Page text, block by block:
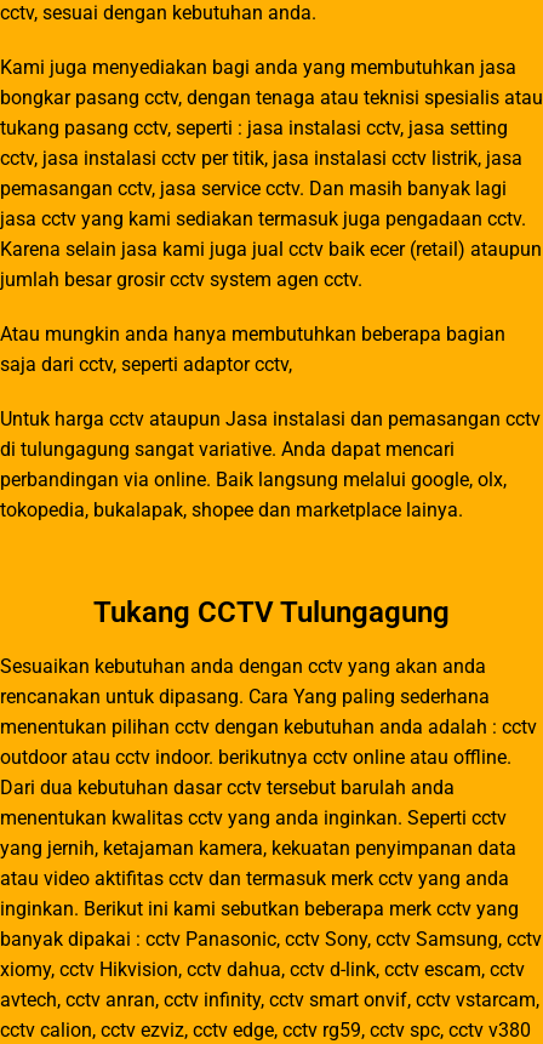
cctv, sesuai dengan kebutuhan anda.
Kami juga menyediakan bagi anda yang membutuhkan jasa
bongkar pasang cctv, dengan tenaga atau teknisi spesialis atau
tukang pasang cctv, seperti : jasa instalasi cctv, jasa setting
cctv, jasa instalasi cctv per titik, jasa instalasi cctv listrik, jasa
pemasangan cctv, jasa service cctv. Dan masih banyak lagi
jasa cctv yang kami sediakan termasuk juga pengadaan cctv.
Karena selain jasa kami juga jual cctv baik ecer (retail) ataupun
jumlah besar grosir cctv system agen cctv.
Atau mungkin anda hanya membutuhkan beberapa bagian
saja dari cctv, seperti adaptor cctv,
Untuk harga cctv ataupun Jasa instalasi dan pemasangan cctv
di tulungagung sangat variative. Anda dapat mencari
perbandingan via online. Baik langsung melalui google, olx,
tokopedia, bukalapak, shopee dan marketplace lainya.
Tukang CCTV Tulungagung
Sesuaikan kebutuhan anda dengan cctv yang akan anda
rencanakan untuk dipasang. Cara Yang paling sederhana
menentukan pilihan cctv dengan kebutuhan anda adalah : cctv
outdoor atau cctv indoor. berikutnya cctv online atau offline.
Dari dua kebutuhan dasar cctv tersebut barulah anda
menentukan kwalitas cctv yang anda inginkan. Seperti cctv
yang jernih, ketajaman kamera, kekuatan penyimpanan data
atau video aktifitas cctv dan termasuk merk cctv yang anda
inginkan. Berikut ini kami sebutkan beberapa merk cctv yang
banyak dipakai : cctv Panasonic, cctv Sony, cctv Samsung, cctv
xiomy, cctv Hikvision, cctv dahua, cctv d-link, cctv escam, cctv
avtech, cctv anran, cctv infinity, cctv smart onvif, cctv vstarcam,
cctv calion, cctv ezviz, cctv edge, cctv rg59, cctv spc, cctv v380